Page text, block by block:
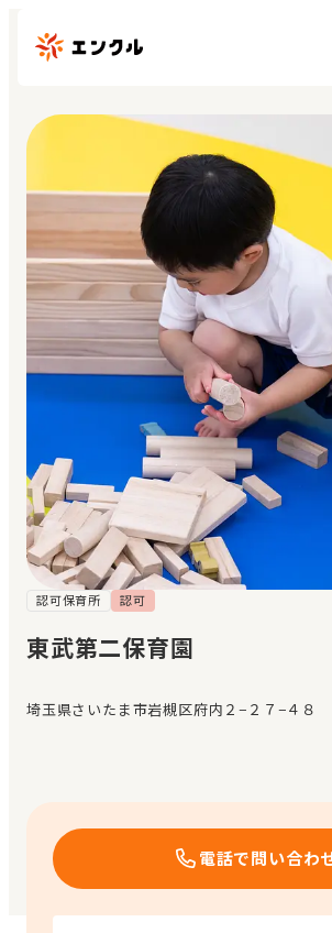
地図から探す
地域から探す
マイページ
閲覧履歴
お気に入り
見学日記
メッセージ
おすすめの園
エンクルの特徴と活用方法
認可保育所 認可
東武第二保育園
埼玉県さいたま市岩槻区府内２−２７−４８
電話で問い合わ